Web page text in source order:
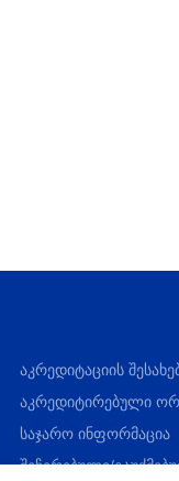
აკრედიტაციის
აკრედიტირებული
საჯარო ინფორმაცია
შეჩერებული/